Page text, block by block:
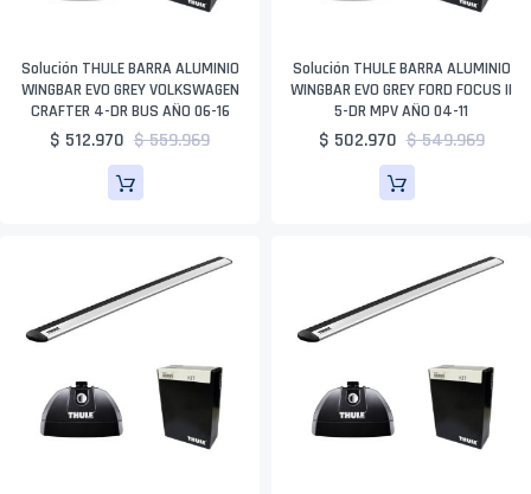
Solución THULE BARRA ALUMINIO
WINGBAR EVO GREY VOLKSWAGEN
CRAFTER 4-DR BUS AÑO 06-16
$ 512.970 $ 559.969
Solución THULE BARRA ALUMINIO
WINGBAR EVO GREY FORD FOCUS II
5-DR MPV AÑO 04-11
$ 502.970 $ 549.969